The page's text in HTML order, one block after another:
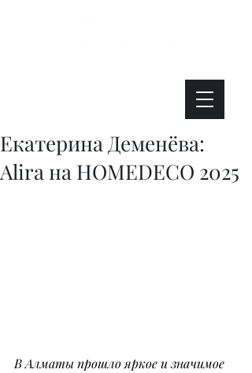
Екатерина Деменёва:
Alira на HOMEDECO 2025
В Алматы прошло яркое и значимое